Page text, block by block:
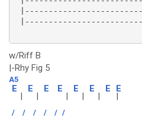
w/Riff B
|-Rhy Fig 5
A5
E
|
E
|
E E
|
E
|
E
|
E E
|
/ / / / / /